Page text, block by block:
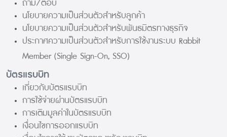
นโยบายความเป็นส่วนตัวสำหรับลูกค้า
นโยบายความเป็นส่วนตัวสำหรับพันธมิตรทางธุรกิจ
ประกาศความเป็นส่วนตัวสำหรับการใช้งานระบบ Rabbit
Member (Single Sign-On, SSO)
บัตรแรบบิท
เกี่ยวกับบัตรแรบบิท
การใช้จ่ายผ่านบัตรแรบบิท
การเติมมูลค่าในบัตรแรบบิท
เงื่อนไขการออกแรบบิท